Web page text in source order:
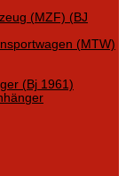
(MZF) (BJ
(MTW)
(Bj 1961)